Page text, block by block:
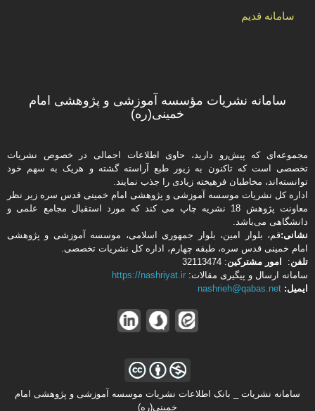
سامانه قدیم
سامانه نشریات مؤسسه آموزشی و پژوهشی امام
خمینی(ره)
مجموعه‌ای که پیش‌رو دارید،‌ حاوی اطلاعات اجمالی در خصوص نشریات
تخصصی است که تاکنون به زیور طبع آراسته گشته و هریک به سهم خود
توانسته‌اند، مخاطبان فرهیخته‌ زیادی را جذب نمایند.
اداره كل نشریات موسسه آموزشی و پژوهشی امام خمینی قدس سره زیر نظر
معاونت پژوهش 18 نشریه چاپ می کند که مورد استقبال مجامع علمی و
دانشگاهی می‌باشد.
نشانی:قم، بلوار امین، بلوار جمهوری اسلامی، موسسه آموزشی و پژوهشی
امام خمینی قدس سره، طبقه چهارم، اداره كل نشریات تخصصی.
تلفن: امور مشتركین: 32113474
سامانه ارسال و پیگیری مقالات: https://nashriyat.ir
ایمیل: nashrieh@qabas.net
سامانه نشریات _ بانک اطلاعات نشریات موسسه آموزشی و پژوهشی امام
خمینی(ره)